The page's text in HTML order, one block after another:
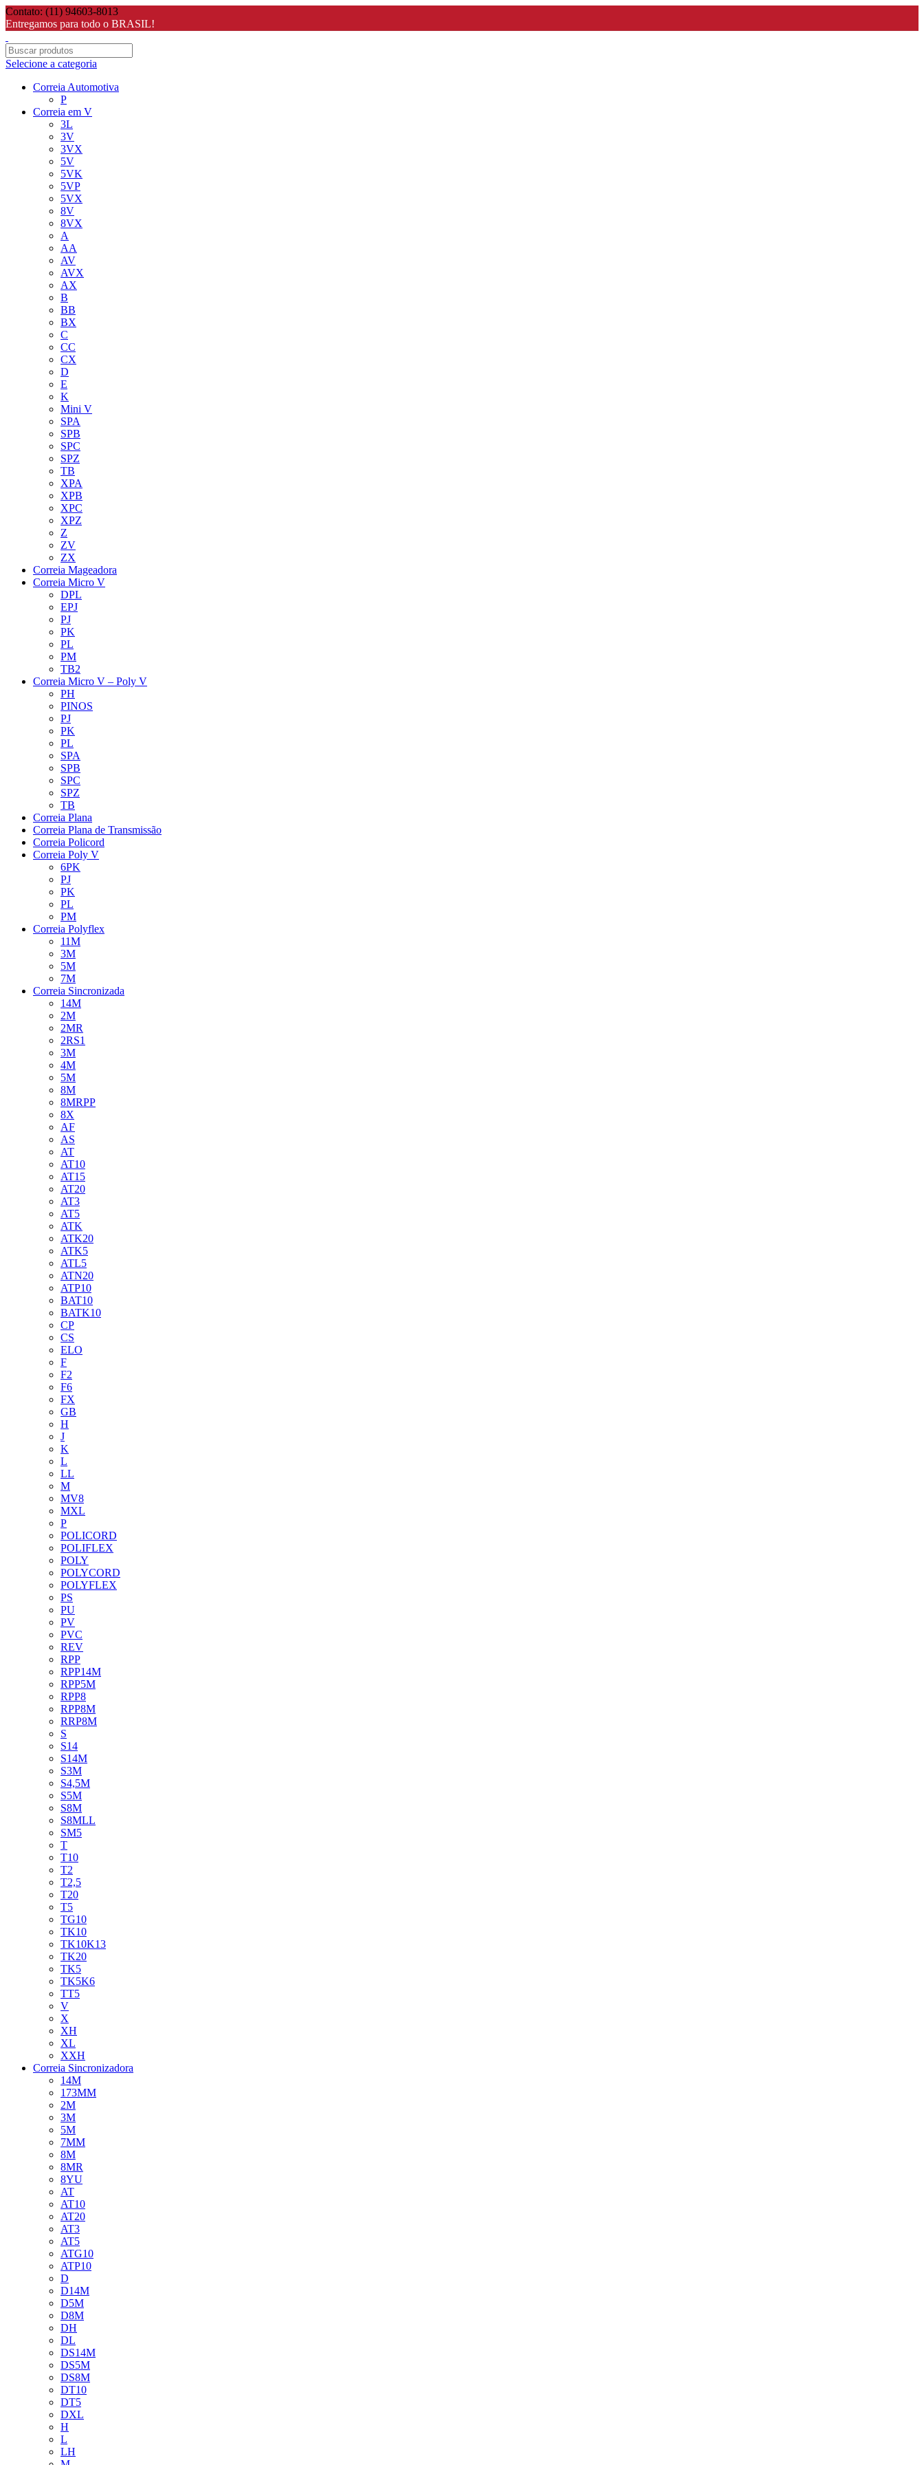
Contato: (11) 94603-8013
Entregamos para todo o BRASIL!
Selecione a categoria
Correia Automotiva
P
Correia em V
3L
3V
3VX
5V
5VK
5VP
5VX
8V
8VX
A
AA
AV
AVX
AX
B
BB
BX
C
CC
CX
D
E
K
Mini V
SPA
SPB
SPC
SPZ
TB
XPA
XPB
XPC
XPZ
Z
ZV
ZX
Correia Mageadora
Correia Micro V
DPL
EPJ
PJ
PK
PL
PM
TB2
Correia Micro V – Poly V
PH
PINOS
PJ
PK
PL
SPA
SPB
SPC
SPZ
TB
Correia Plana
Correia Plana de Transmissão
Correia Policord
Correia Poly V
6PK
PJ
PK
PL
PM
Correia Polyflex
11M
3M
5M
7M
Correia Sincronizada
14M
2M
2MR
2RS1
3M
4M
5M
8M
8MRPP
8X
AF
AS
AT
AT10
AT15
AT20
AT3
AT5
ATK
ATK20
ATK5
ATL5
ATN20
ATP10
BAT10
BATK10
CP
CS
ELO
F
F2
F6
FX
GB
H
J
K
L
LL
M
MV8
MXL
P
POLICORD
POLIFLEX
POLY
POLYCORD
POLYFLEX
PS
PU
PV
PVC
REV
RPP
RPP14M
RPP5M
RPP8
RPP8M
RRP8M
S
S14
S14M
S3M
S4,5M
S5M
S8M
S8MLL
SM5
T
T10
T2
T2,5
T20
T5
TG10
TK10
TK10K13
TK20
TK5
TK5K6
TT5
V
X
XH
XL
XXH
Correia Sincronizadora
14M
173MM
2M
3M
5M
7MM
8M
8MR
8YU
AT
AT10
AT20
AT3
AT5
ATG10
ATP10
D
D14M
D5M
D8M
DH
DL
DS14M
DS5M
DS8M
DT10
DT5
DXL
H
L
LH